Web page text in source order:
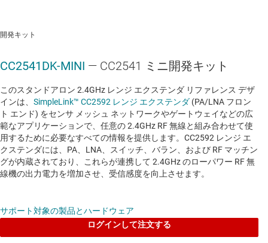
開発キット
CC2541DK-MINI — CC2541 ミニ開発キット
このスタンドアロン 2.4GHz レンジ エクステンダ リファレンス デザ
インは、 SimpleLink™ CC2592 レンジ エクステンダ (PA/LNA フロン
ト エンド) をセンサ メッシュ ネットワークやゲートウェイなどの広
範なアプリケーションで、任意の 2.4GHz RF 無線と組み合わせて使
用するために必要なすべての情報を提供します。CC2592 レンジ エ
クステンダには、PA、LNA、スイッチ、バラン、および RF マッチン
グが内蔵されており、これらが連携して 2.4GHz のローパワー RF 無
線機の出力電力を増加させ、受信感度を向上させます。
サポート対象の製品とハードウェア
ログインして注文する